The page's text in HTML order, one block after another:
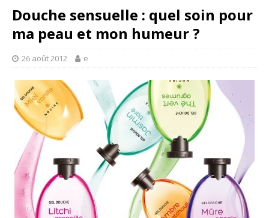
Douche sensuelle : quel soin pour
ma peau et mon humeur ?
26 août 2012 e